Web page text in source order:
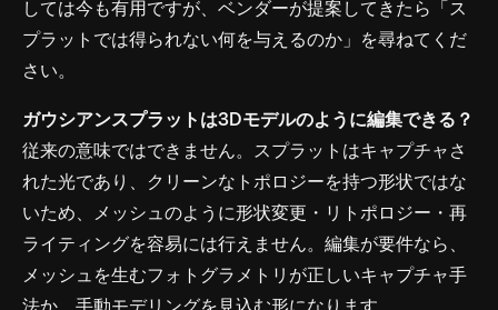
しては今も有用ですが、ベンダーが提案してきたら「ス
プラットでは得られない何を与えるのか」を尋ねてくだ
さい。
ガウシアンスプラットは3Dモデルのように編集できる？
従来の意味ではできません。スプラットはキャプチャさ
れた光であり、クリーンなトポロジーを持つ形状ではな
いため、メッシュのように形状変更・リトポロジー・再
ライティングを容易には行えません。編集が要件なら、
メッシュを生むフォトグラメトリが正しいキャプチャ手